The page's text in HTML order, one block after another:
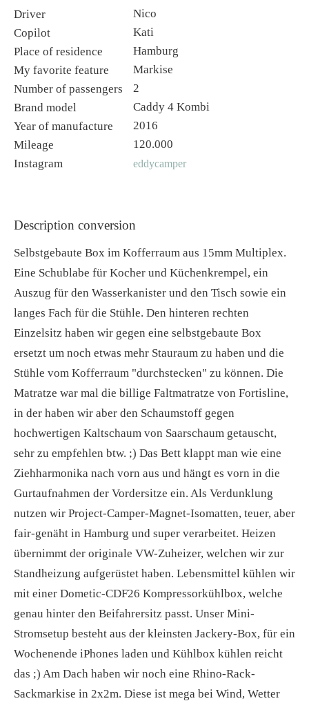
Driver
Nico
Copilot
Kati
Place of residence
Hamburg
My favorite feature
Markise
Number of passengers
2
Brand model
Caddy 4 Kombi
Year of manufacture
2016
Mileage
120.000
Instagram
eddycamper
Description conversion
Selbstgebaute Box im Kofferraum aus 15mm Multiplex.
Eine Schublabe für Kocher und Küchenkrempel, ein
Auszug für den Wasserkanister und den Tisch sowie ein
langes Fach für die Stühle. Den hinteren rechten
Einzelsitz haben wir gegen eine selbstgebaute Box
ersetzt um noch etwas mehr Stauraum zu haben und die
Stühle vom Kofferraum "durchstecken" zu können. Die
Matratze war mal die billige Faltmatratze von Fortisline,
in der haben wir aber den Schaumstoff gegen
hochwertigen Kaltschaum von Saarschaum getauscht,
sehr zu empfehlen btw. ;) Das Bett klappt man wie eine
Ziehharmonika nach vorn aus und hängt es vorn in die
Gurtaufnahmen der Vordersitze ein. Als Verdunklung
nutzen wir Project-Camper-Magnet-Isomatten, teuer, aber
fair-genäht in Hamburg und super verarbeitet. Heizen
übernimmt der originale VW-Zuheizer, welchen wir zur
Standheizung aufgerüstet haben. Lebensmittel kühlen wir
mit einer Dometic-CDF26 Kompressorkühlbox, welche
genau hinter den Beifahrersitz passt. Unser Mini-
Stromsetup besteht aus der kleinsten Jackery-Box, für ein
Wochenende iPhones laden und Kühlbox kühlen reicht
das ;) Am Dach haben wir noch eine Rhino-Rack-
Sackmarkise in 2x2m. Diese ist mega bei Wind, Wetter